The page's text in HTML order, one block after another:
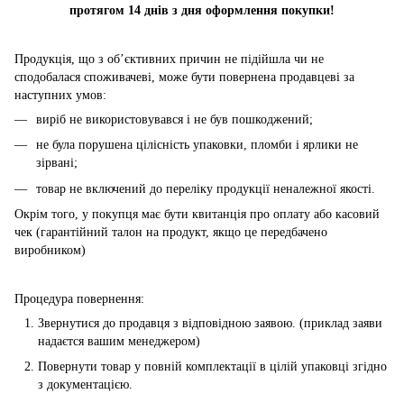
протягом 14 днів з дня оформлення покупки!
Продукція, що з об’єктивних причин не підійшла чи не
сподобалася споживачеві, може бути повернена продавцеві за
наступних умов:
виріб не використовувався і не був пошкоджений;
не була порушена цілісність упаковки, пломби і ярлики не
зірвані;
товар не включений до переліку продукції неналежної якості.
Окрім того, у покупця має бути квитанція про оплату або касовий
чек (гарантійний талон на продукт, якщо це передбачено
виробником)
Процедура повернення:
Звернутися до продавця з відповідною заявою. (приклад заяви
надаєтся вашим менеджером)
Повернути товар у повній комплектації в цілій упаковці згідно
з документацією.